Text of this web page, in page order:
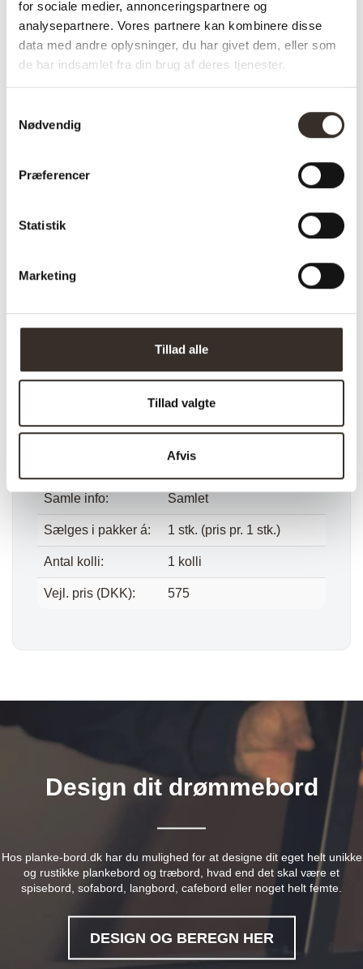
for sociale medier, annonceringspartnere og
analysepartnere. Vores partnere kan kombinere disse
data med andre oplysninger, du har givet dem, eller som
de har indsamlet fra din brug af deres tjenester.
Nødvendig
Præferencer
Statistik
Marketing
Tillad alle
Tillad valgte
Afvis
✅Farve: Natur
Specifikationer:
Delia Hjørnebord – Natur
Materiale:
Bredde: 43 cm
34 cm
Vægt (brutto): 2,9 kg
Samle info: Samlet
Sælges i pakker á: 1 stk. (pris pr. 1 stk.)
Antal kolli: 1 kolli
Vejl. pris (DKK): 575
Design dit drømmebord
Hos planke-bord.dk har du mulighed for at designe dit eget helt unikke
og rustikke plankebord og træbord, hvad end det skal være et
spisebord, sofabord, langbord, cafebord eller noget helt femte.
DESIGN OG BEREGN HER